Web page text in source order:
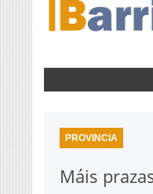
PROVINCIA
Máis